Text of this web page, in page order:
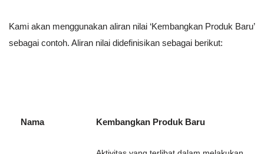
Kami akan menggunakan aliran nilai ‘Kembangkan Produk Baru’
sebagai contoh. Aliran nilai didefinisikan sebagai berikut:
Nama Kembangkan Produk Baru